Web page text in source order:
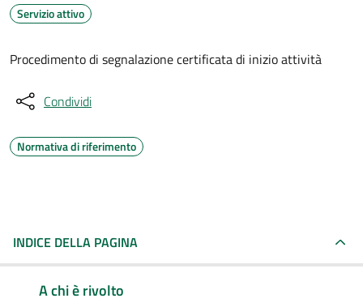
Servizio attivo
Procedimento di segnalazione certificata di inizio attività
Condividi
Normativa di riferimento
INDICE DELLA PAGINA
A chi è rivolto